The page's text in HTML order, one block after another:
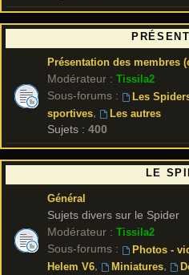
Présentation des membres
Modérateur : Tissila2
Sous-forums : Les
sportives
Les autres
Sujets : 400
LE
Général
Sujets divers sur le Spider
Modérateur : Tissila2
Sous-forums : Photos -
Helem V6 Miniatures,